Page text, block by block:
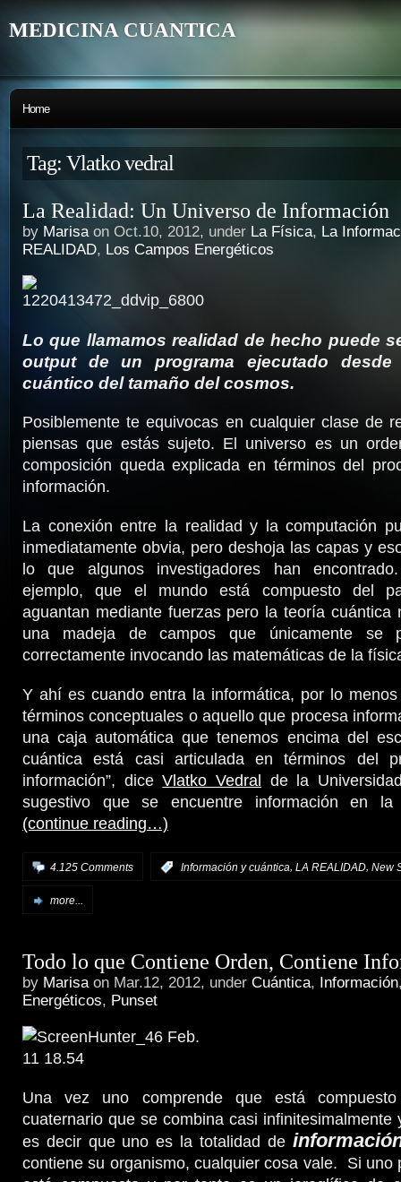
MEDICINA CUANTICA
Home
Tag: Vlatko vedral
La Realidad: Un Universo de Información
by Marisaon Oct.10, 2012, under La Física, La
REALIDAD, Los Campos Energéticos
Lo que llamamos realidad de hecho puede
output de un programa ejecutado desde
cuántico del tamaño del cosmos.
Posiblemente te equivocas en cualquier clase de
piensas que estás sujeto. El universo es un
composición queda explicada en términos del
información.
La conexión entre la realidad y la computación
inmediatamente obvia, pero deshoja las capas y
lo que algunos investigadores han
ejemplo, que el mundo está compuesto del
aguantan mediante fuerzas pero la teoría cuántica
una madeja de campos que únicamente se
correctamente invocando las matemáticas de la
Y ahí es cuando entra la informática, por lo
términos conceptuales o aquello que procesa
una caja automática que tenemos encima del
cuántica está casi articulada en términos del
información”, diceVlatko Vedral
de la
sugestivo que se encuentre información en
(continue reading…)
4.125 Comments Información y cuántica, LA REALIDAD, New
more...
Todo lo que Contiene Orden, Contiene
by Marisa on Mar.12, 2012, under Cuántica, Información
Energéticos, Punset
Una vez uno comprende que está
cuaternario que se combina casi infinitesimalmente
es decir que uno es la totalidad de
contiene su organismo, cualquier cosa vale. Si uno